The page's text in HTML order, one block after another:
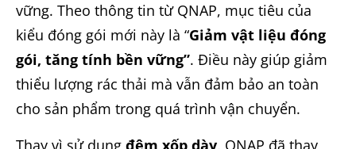
vững. Theo thông tin từ QNAP, mục tiêu của
kiểu đóng gói mới này là “Giảm vật liệu đóng
gói, tăng tính bền vững”. Điều này giúp giảm
thiểu lượng rác thải mà vẫn đảm bảo an toàn
cho sản phẩm trong quá trình vận chuyển.
Thay vì sử dụng đệm xốp dày, QNAP đã thay